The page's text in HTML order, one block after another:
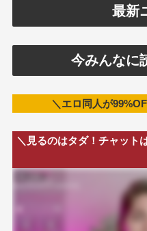
最新
今みんなに
＼エロ同人が
＼見るのはタダ！チャット